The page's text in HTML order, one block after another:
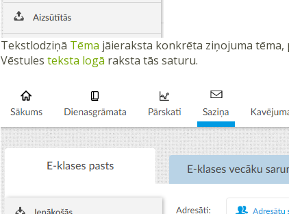
Tekstlodziņā Tēma jāieraksta konkrēta ziņojuma
Vēstules teksta logā raksta tās saturu.